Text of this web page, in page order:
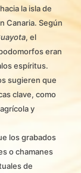
la isla de
Canaria. Según
, el
eran
espíritus.
sugieren que
clave, como
y
los grabados
o chamanes
de